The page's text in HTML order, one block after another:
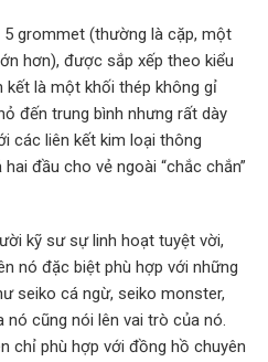
grommet (thường là cặp, một
hơn), được sắp xếp theo kiểu
kết là một khối thép không gỉ
đến trung bình nhưng rất dày
các liên kết kim loại thông
đầu cho vẻ ngoài “chắc chắn”
kỹ sư sự linh hoạt tuyệt vời,
nó đặc biệt phù hợp với những
seiko cá ngừ, seiko monster,
cũng nói lên vai trò của nó.
chỉ phù hợp với đồng hồ chuyên